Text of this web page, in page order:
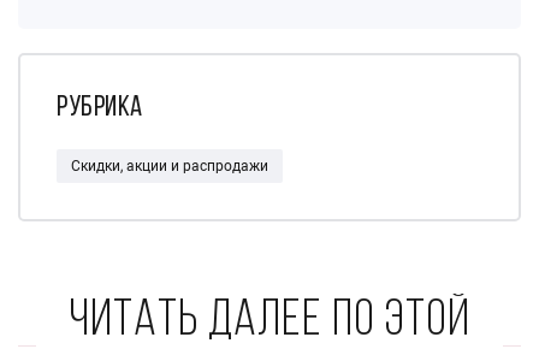
Рубрика
Скидки, акции и распродажи
Читать далее по этой